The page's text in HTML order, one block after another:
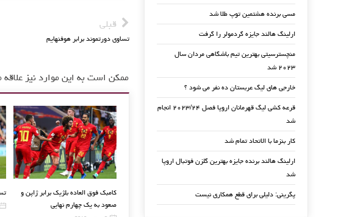
قبلی
تساوی دورتموند برابر هوفنهایم
ممکن است به این موارد نیز علاقه
کامبک فوق
صعود به یک
ریوالدو زیر تیغ جراحی رفت یواخیم لوو ٬بازیکنانم بی‌نقص بودند
برتری دقایق پایانی منچستر سیتی برابر
مسی برنده هشتمین توپ طلا شد
ارلینگ هالند جایزه گردمولر را گرفت
منچسترسیتی بهترین تیم باشگاهی مردان سال
۲۰۲۳ شد
خارجی های لیگ عربستان ده نفر می شود ؟
قرعه کشی لیگ قهرمانان اروپا فصل ۲۰۲۳/۲۴ انجام
شد
کار بنزما با الاتحاد تمام شد
ارلینگ هالند برنده جایزه بهترین گلزن فوتبال اروپا
شد
پگرینی: دلیلی برای قطع همکاری نیست